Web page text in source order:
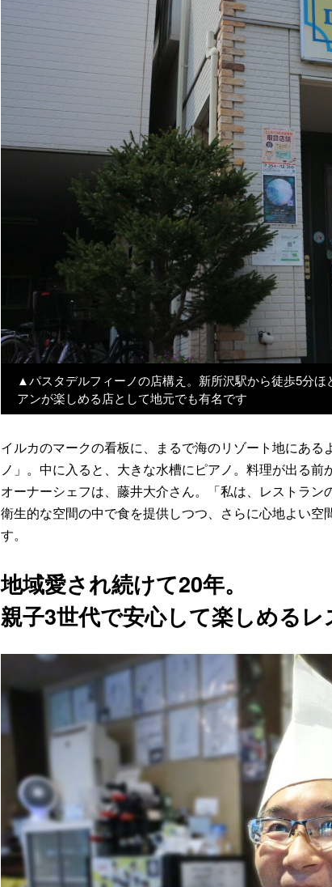
▲パスタデルフィーノの店構え。新所沢駅から徒歩5分
アンが楽しめる店として地元でも有名です
イルカのマークの看板に、まるで海のリゾート地にあ
ノ」。中に入ると、大きな水槽にピアノ。料理が出る前
オーナーシェフは、藤井大介さん。「私は、レストラン
衛生的な空間の中で食を提供しつつ、さらに心地よい
す。
地域愛され続けて20年。
親子3世代で安心して楽しめるレ